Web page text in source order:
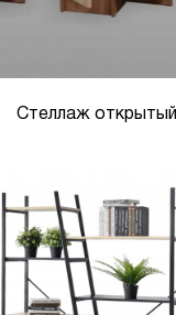
Стеллаж открытый